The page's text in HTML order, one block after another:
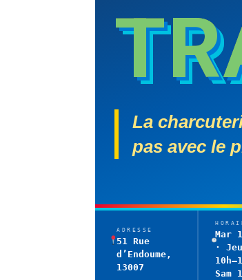
La
pas avec le
ADRESSE
51 Rue
d’Endoume,
13007
Mar
·
Sam